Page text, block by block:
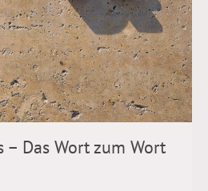
Das Wort zum Wort